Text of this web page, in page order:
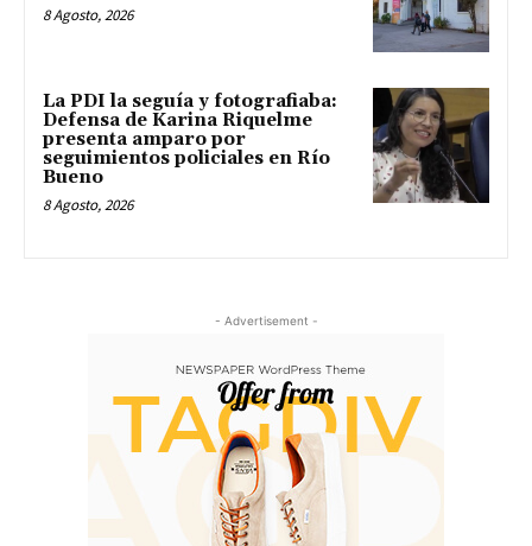
8 Agosto, 2026
La PDI la seguía y fotografiaba:
Defensa de Karina Riquelme
presenta amparo por
seguimientos policiales en Río
Bueno
8 Agosto, 2026
- Advertisement -